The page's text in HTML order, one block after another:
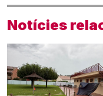
Notícies